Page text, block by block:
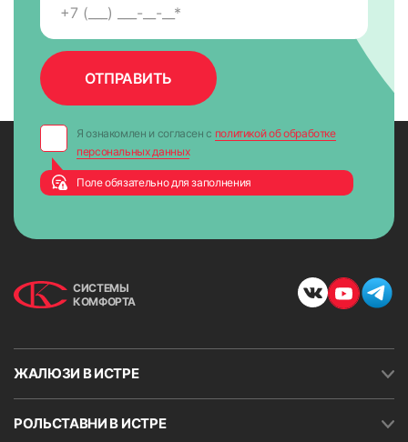
Я ознакомлен и согласен с политикой об обработке
персональных данных
Поле обязательно для заполнения
СИСТЕМЫ
КОМФОРТА
ЖАЛЮЗИ В ИСТРЕ
РОЛЬСТАВНИ В ИСТРЕ